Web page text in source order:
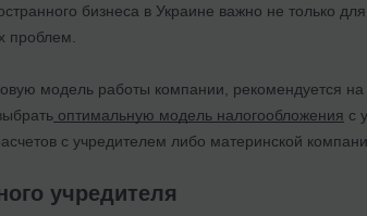
бизнеса в Украине важно не только
проблем.
модель работы компании, рекомендуется на
оптимальную модель налогообложения с
с учредителем либо материнской
учредителя